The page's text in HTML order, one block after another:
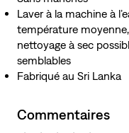
Laver à la machine à
température
nettoyage à sec
semblables
Fabriqué au Sri Lanka
Commentaires